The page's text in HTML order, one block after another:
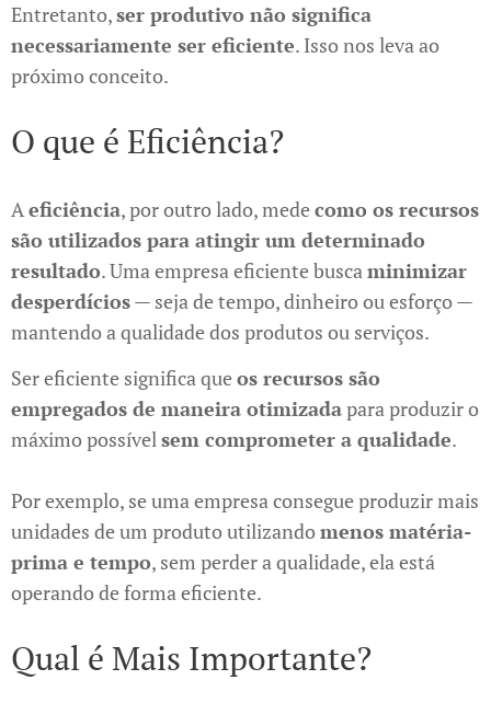
Entretanto,ser produtivo não significa
necessariamente ser eficiente. Isso nos leva ao
próximo conceito.
O que é Eficiência?
Aeficiência, por outro lado, medecomo os recursos
são utilizados para atingir um determinado
resultado. Uma empresa eficiente buscaminimizar
desperdícios— seja de tempo, dinheiro ou esforço —
mantendo a qualidade dos produtos ou serviços.
Ser eficiente significa queos recursos são
empregados de maneira otimizadapara produzir o
máximo possívelsem comprometer a qualidade.
Por exemplo, se uma empresa consegue produzir mais
unidades de um produto utilizandomenos matéria-
prima e tempo, sem perder a qualidade, ela está
operando de forma eficiente.
Qual é Mais Importante?